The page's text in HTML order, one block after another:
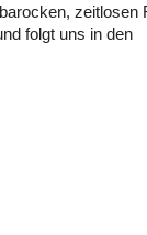
zeitlosen
folgt uns in den